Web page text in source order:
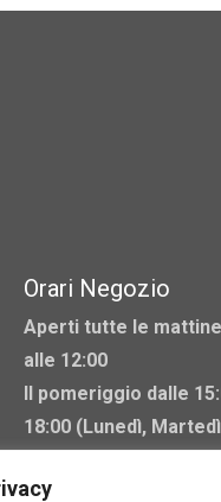
Orari Negozio
Aperti tutte le
alle 12:00
Il pomeriggio dalle
18:00 (Lunedì,